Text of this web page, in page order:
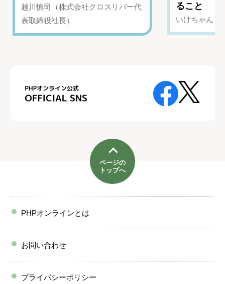
越川慎司（株式会社クロスリバー代
表取締役社長）
ること
いけちゃん（
ページの
トップへ
PHPオンラインとは
お問い合わせ
プライバシーポリシー